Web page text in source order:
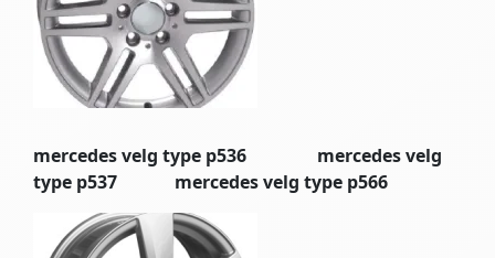
mercedes velg type p536 mercedes velg
type p537 mercedes velg type p566